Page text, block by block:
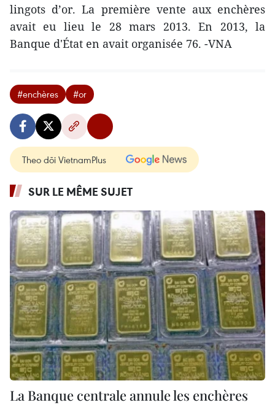
lingots d’or. La première vente aux enchères
avait eu lieu le 28 mars 2013. En 2013, la
Banque d'État en avait organisée 76. -VNA
#enchères #or
Theo dõi VietnamPlus
SUR LE MÊME SUJET
La Banque centrale annule les enchères